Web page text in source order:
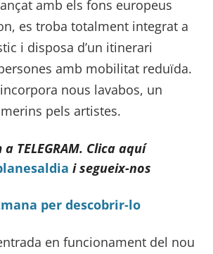
amb els fons europeus
es troba totalment integrat a
i disposa d’un itinerari
amb mobilitat reduïda.
nous lavabos, un
pels artistes.
a TELEGRAM. Clica aquí
i segueix-nos
per descobrir-lo
en funcionament del nou